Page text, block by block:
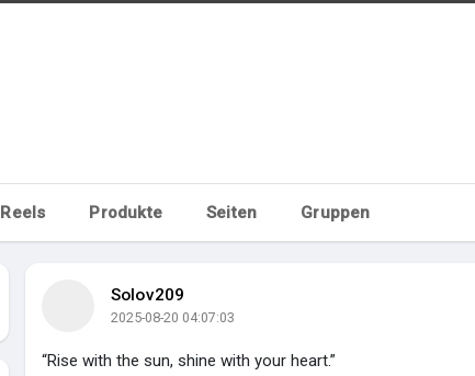
Reels Produkte Seiten Gruppen
Solov209
2025-08-20 04:07:03
“Rise with the sun, shine with your heart.”